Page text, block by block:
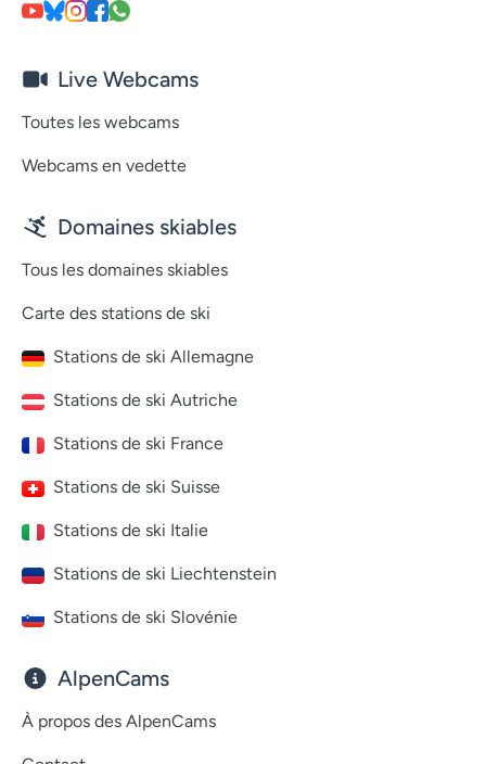
Live Webcams
Toutes les webcams
Webcams en vedette
Domaines skiables
Tous les domaines skiables
Carte des stations de ski
Stations de ski Allemagne
Stations de ski Autriche
Stations de ski France
Stations de ski Suisse
Stations de ski Italie
Stations de ski Liechtenstein
Stations de ski Slovénie
AlpenCams
À propos des AlpenCams